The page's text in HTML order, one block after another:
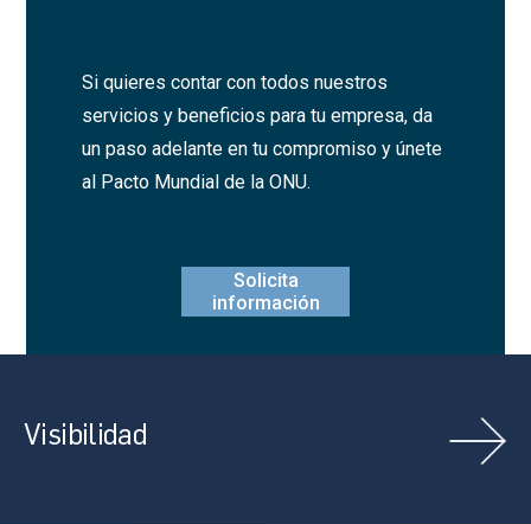
Si quieres contar con todos nuestros
servicios y beneficios para tu empresa, da
un paso adelante en tu compromiso y únete
al Pacto Mundial de la ONU.
Solicita
información
Visibilidad